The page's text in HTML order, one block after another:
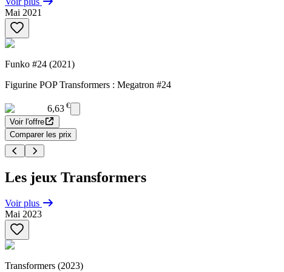
Mai 2021
Funko #24 (2021)
Figurine POP Transformers : Megatron #24
6,63 €
Voir l'offre
Comparer les prix
Les jeux Transformers
Voir plus
Mai 2023
Transformers (2023)